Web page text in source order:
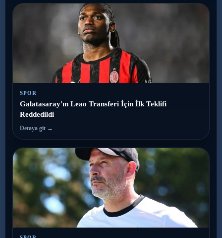
SPOR
Galatasaray'ın Leao Transferi İçin İlk Teklifi
Reddedildi
Detaya git →